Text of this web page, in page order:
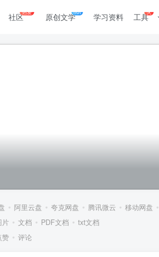
社区热爱 原创文学hot 学习资料 工具火
阿里云盘 夸克网盘 腾讯微云 移动网盘
片 文档 PDF文档
txt文档
赞 评论